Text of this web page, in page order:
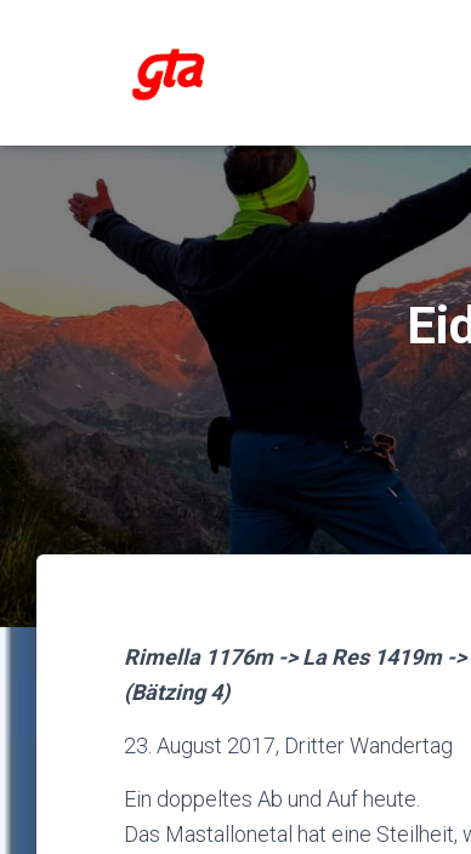
Rimella 1176m -> La Res 1419m -
(Bätzing 4)
23. August 2017, Dritter Wandertag
Ein doppeltes Ab und Auf heute.
Das Mastallonetal hat eine Steilheit,